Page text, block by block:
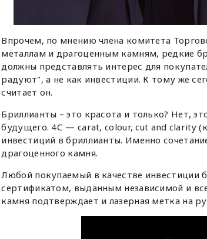
Впрочем, по мнению члена комитета
металлам и драгоценным камням, редкие
должны представлять интерес для
радуют", а не как инвестиции. К тому же
считает он.
Бриллианты – это красота и только? Нет,
будущего. 4С — carat, colour, cut and clarity
инвестиций в бриллианты. Именно
драгоценного камня.
Любой покупаемый в качестве инвестиции
сертификатом, выданным независимой и
камня подтверждает и лазерная метка на